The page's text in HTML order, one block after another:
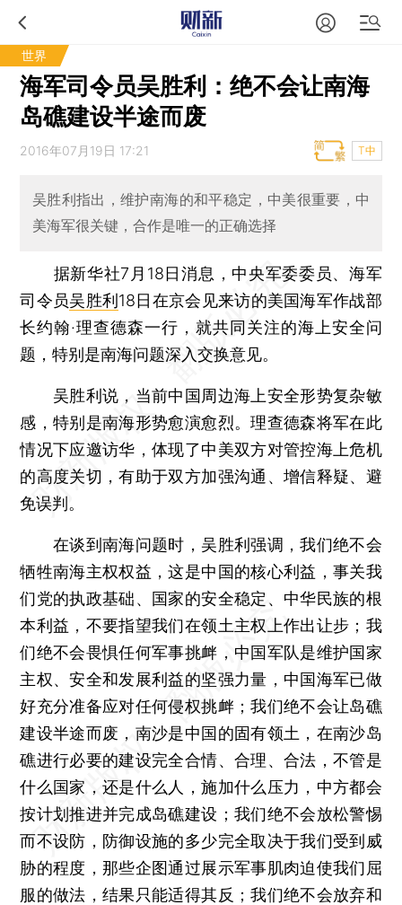
世界
海军司令员吴胜利：绝不会让南海
岛礁建设半途而废
2016年07月19日 17:21 T中
吴胜利指出，维护南海的和平稳定，中美很重要，中
美海军很关键，合作是唯一的正确选择
据新华社7月18日消息，中央军委委员、海军
司令员吴胜利 18日在京会见来访的美国海军作战部
长约翰·理查德森一行，就共同关注的海上安全问
题，特别是南海问题深入交换意见。
吴胜利说，当前中国周边海上安全形势复杂敏
感，特别是南海形势愈演愈烈。理查德森将军在此
情况下应邀访华，体现了中美双方对管控海上危机
的高度关切，有助于双方加强沟通、增信释疑、避
免误判。
在谈到南海问题时，吴胜利强调，我们绝不会
牺牲南海主权权益，这是中国的核心利益，事关我
们党的执政基础、国家的安全稳定、中华民族的根
本利益，不要指望我们在领土主权上作出让步；我
们绝不会畏惧任何军事挑衅，中国军队是维护国家
主权、安全和发展利益的坚强力量，中国海军已做
好充分准备应对任何侵权挑衅；我们绝不会让岛礁
建设半途而废，南沙是中国的固有领土，在南沙岛
礁进行必要的建设完全合情、合理、合法，不管是
什么国家，还是什么人，施加什么压力，中方都会
按计划推进并完成岛礁建设；我们绝不会放松警惕
而不设防，防御设施的多少完全取决于我们受到威
胁的程度，那些企图通过展示军事肌肉迫使我们屈
服的做法，结果只能适得其反；我们绝不会放弃和